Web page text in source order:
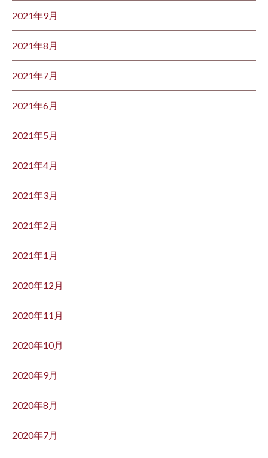
2021年9月
2021年8月
2021年7月
2021年6月
2021年5月
2021年4月
2021年3月
2021年2月
2021年1月
2020年12月
2020年11月
2020年10月
2020年9月
2020年8月
2020年7月